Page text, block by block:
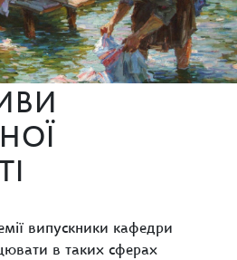
випускники кафедри
в таких сферах